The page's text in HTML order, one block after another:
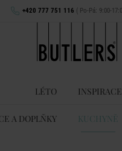
+420 777 751 116 ( Po-Pá: 9:00-
LÉTO INSPIRACE
A DOPLŇKY KUCHYNĚ